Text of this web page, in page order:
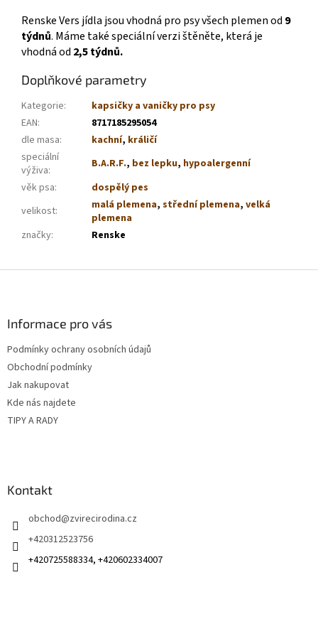
Renske Vers jídla jsou vhodná pro psy všech plemen od 9
týdnů. Máme také speciální verzi štěněte, která je
vhodná od 2,5 týdnů.
Doplňkové parametry
Kategorie:
kapsičky a vaničky pro psy
EAN:
8717185295054
dle masa: kachní, králičí
speciální
výživa: B.A.R.F., bez lepku, hypoalergenní
věk psa:
dospělý pes
velikost: malá plemena, střední plemena, velká
plemena
značky: Renske
Informace pro vás
Podmínky ochrany osobních údajů
Obchodní podmínky
Jak nakupovat
Kde nás najdete
TIPY A RADY
Kontakt
obchod@zvirecirodina.cz
+420312523756
+420725588334, +420602334007